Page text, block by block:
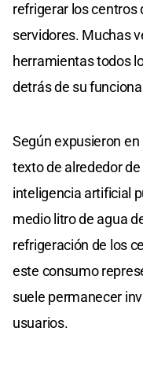
refrigerar los centros
servidores. Muchas
herramientas todos
detrás de su
Según expusieron
texto de alrededor
inteligencia artificial
medio litro de agua
refrigeración de los
este consumo
suele permanecer
usuarios.